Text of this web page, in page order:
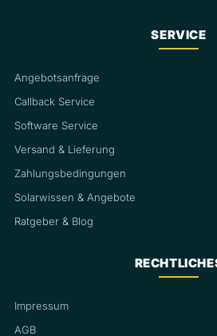
SERVICE
Angebotsanfrage
Callback Service
Software Service
Versand & Lieferung
Zahlungsbedingungen
Solarwissen & Angebote
Ratgeber & Blog
Impressum
AGB